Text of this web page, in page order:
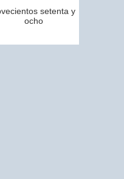
setenta y
ocho